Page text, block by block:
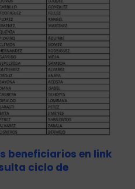
beneficiarios en link
ciclo de